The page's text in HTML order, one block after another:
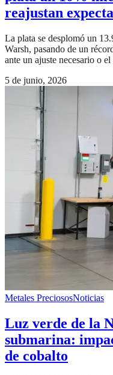
reajustan
La plata se desplomó un
Warsh, pasando de un
ante un ajuste necesario o
5 de junio, 2026
Metales PreciososNoticias
Luz verde de la
submarina:
de cobalto